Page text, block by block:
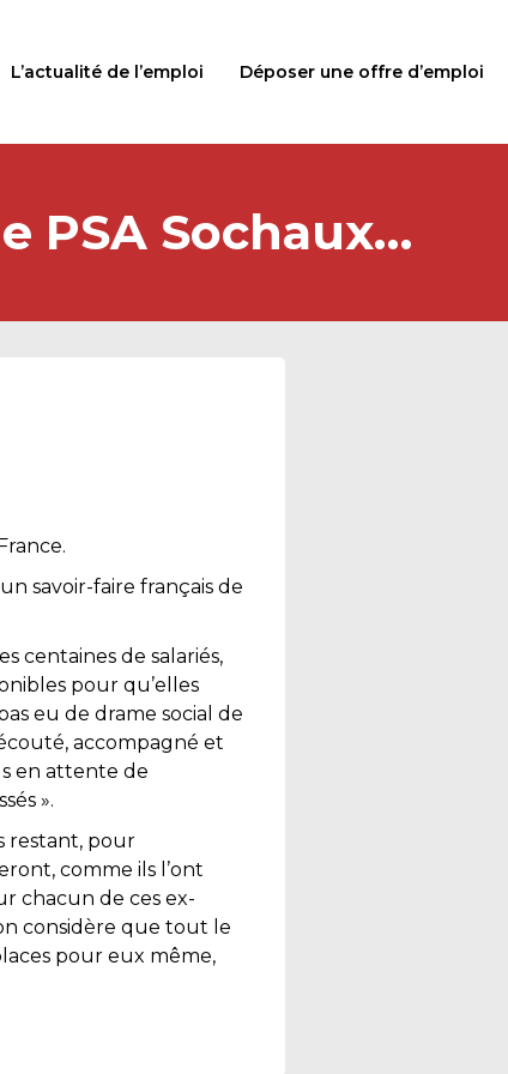
L’actualité de l’emploi Déposer une offre d’emploi
PSA Sochaux…
savoir-faire français de
centaines de salariés,
pour qu’elles
eu de drame social de
accompagné et
en attente de
».
restant, pour
comme ils l’ont
chacun de ces ex-
considère que tout le
pour eux même,